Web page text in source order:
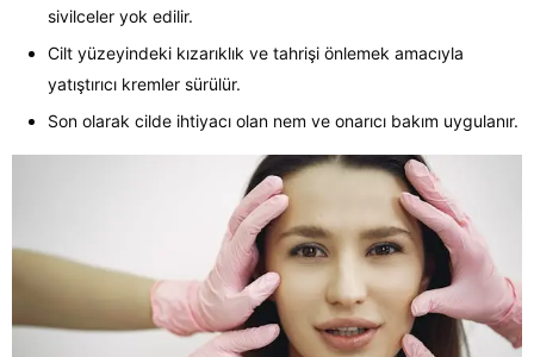
sivilceler yok edilir.
Cilt yüzeyindeki kızarıklık ve tahrişi önlemek amacıyla
yatıştırıcı kremler sürülür.
Son olarak cilde ihtiyacı olan nem ve onarıcı bakım uygulanır.